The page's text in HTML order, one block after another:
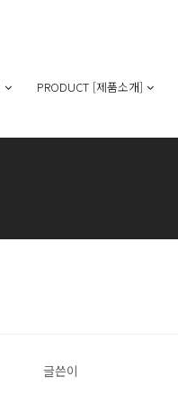
PRODUCT [제품소개]
글쓴이